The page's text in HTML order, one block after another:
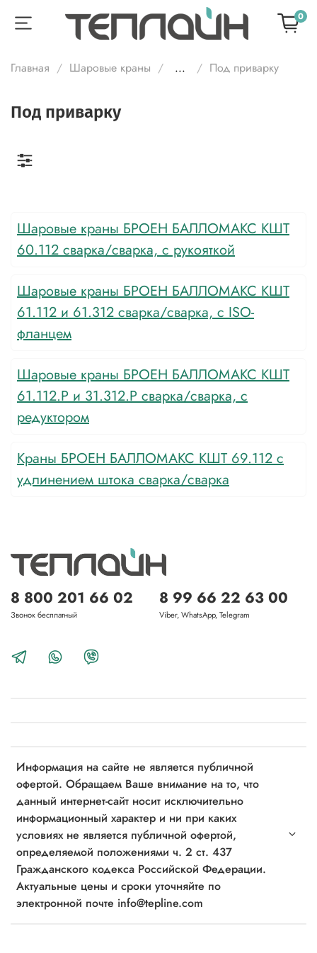
0
Главная Шаровые краны ... Под приварку
Под приварку
Шаровые краны БРОЕН БАЛЛОМАКС КШТ
60.112 сварка/сварка, с рукояткой
Шаровые краны БРОЕН БАЛЛОМАКС КШТ
61.112 и 61.312 сварка/сварка, с ISO-
фланцем
Шаровые краны БРОЕН БАЛЛОМАКС КШТ
61.112.Р и 31.312.Р сварка/сварка, с
редуктором
Краны БРОЕН БАЛЛОМАКС КШТ 69.112 с
удлинением штока сварка/сварка
Информация на сайте не является публичной
офертой. Обращаем Ваше внимание на то, что
данный интернет-сайт носит исключительно
информационный характер и ни при каких
условиях не является публичной офертой,
определяемой положениями ч. 2 ст. 437
Гражданского кодекса Российской Федерации.
Актуальные цены и сроки уточняйте по
электронной почте info@tepline.com
8 800 201 66 02
Звонок бесплатный
8 99 66 22 63 00
Viber, WhatsApp, Telegram